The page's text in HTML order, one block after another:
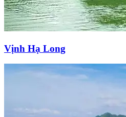
Vịnh Hạ Long